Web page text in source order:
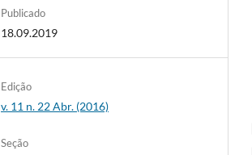
Publicado
18.09.2019
Edição
v. 11 n. 22 Abr. (2016)
Seção